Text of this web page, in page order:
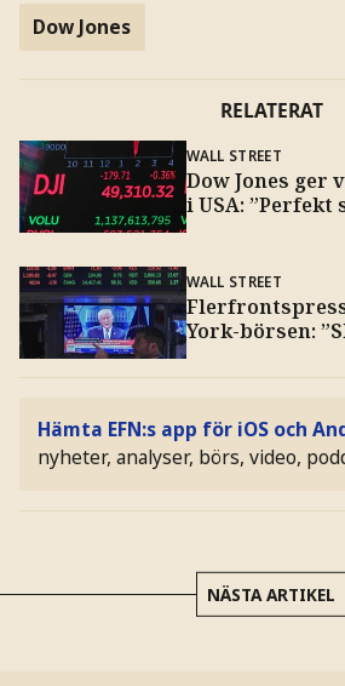
Dow Jones
RELATERAT
WALL STREET
Dow Jones ger
i USA: ”Perfekt
WALL STREET
York-börsen:
Hämta EFN:s app för iOS och
nyheter, analyser, börs, video,
NÄSTA ARTIKEL